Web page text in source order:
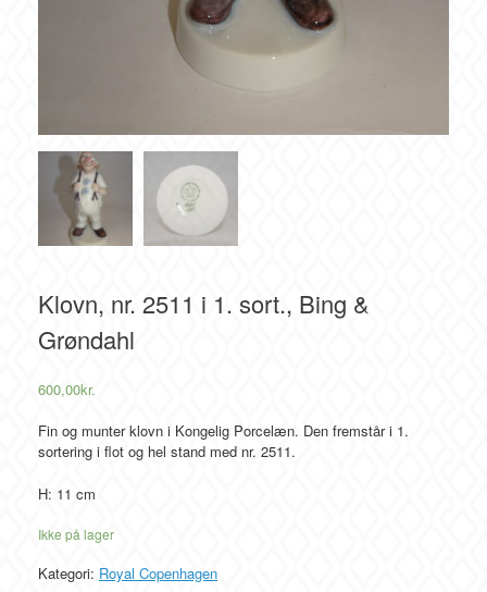
Klovn, nr. 2511 i 1. sort., Bing &
Grøndahl
600,00kr.
Fin og munter klovn i Kongelig Porcelæn. Den fremstår i 1.
sortering i flot og hel stand med nr. 2511.
H: 11 cm
Ikke på lager
Kategori: Royal Copenhagen